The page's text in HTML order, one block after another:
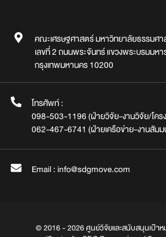
คณะเศรษฐศาสตร์ มหาวิทยาลัยธรรมศ
เลขที่ 2 ถนนพระจันทร์ แขวงพระบรมมหา
กรุงเทพมหานคร 10200
โทรศัพท์ :
098-503-1196 (ฝ่ายวิจัย-งานวิจัย/โคร
062-467-6741 (ฝ่ายเครือข่าย-งานสัม
Email : info@sdgmove.com
© 2016 - 2026 ศูนย์วิจัยและสนับสนุนเป้